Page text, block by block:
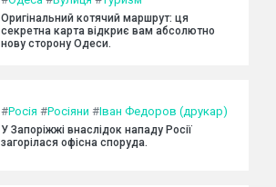
Оригінальний котячий маршрут: ця
секретна карта відкриє вам абсолютно
нову сторону Одеси.
#Росія #Росіяни #Іван Федоров (друкар)
У Запоріжжі внаслідок нападу Росії
загорілася офісна споруда.